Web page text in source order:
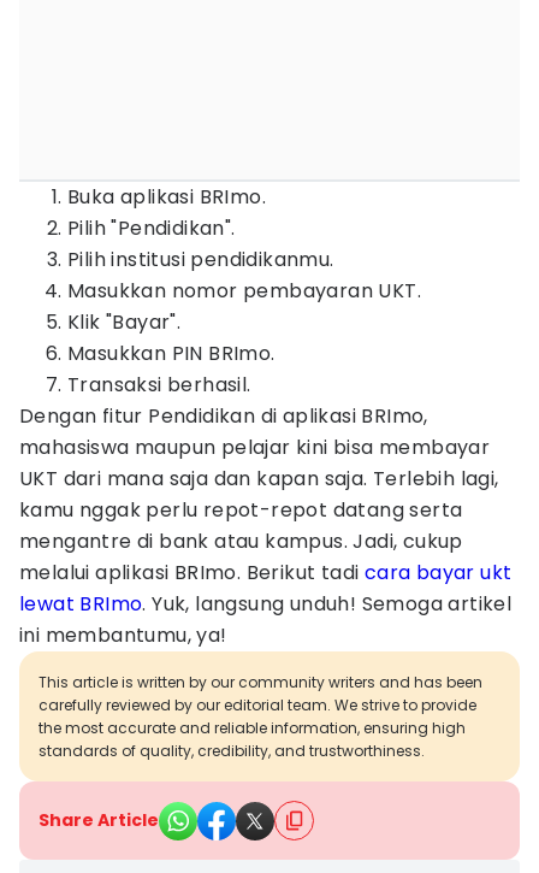
Buka aplikasi BRImo.
Pilih "Pendidikan".
Pilih institusi pendidikanmu.
Masukkan nomor pembayaran UKT.
Klik "Bayar".
Masukkan PIN BRImo.
Transaksi berhasil.
Dengan fitur Pendidikan di aplikasi BRImo,
mahasiswa maupun pelajar kini bisa membayar
UKT dari mana saja dan kapan saja. Terlebih lagi,
kamu nggak perlu repot-repot datang serta
mengantre di bank atau kampus. Jadi, cukup
melalui aplikasi BRImo. Berikut tadi cara bayar ukt
lewat BRImo. Yuk, langsung unduh! Semoga artikel
ini membantumu, ya!
This article is written by our community writers and has been
carefully reviewed by our editorial team. We strive to provide
the most accurate and reliable information, ensuring high
standards of quality, credibility, and trustworthiness.
Share Article